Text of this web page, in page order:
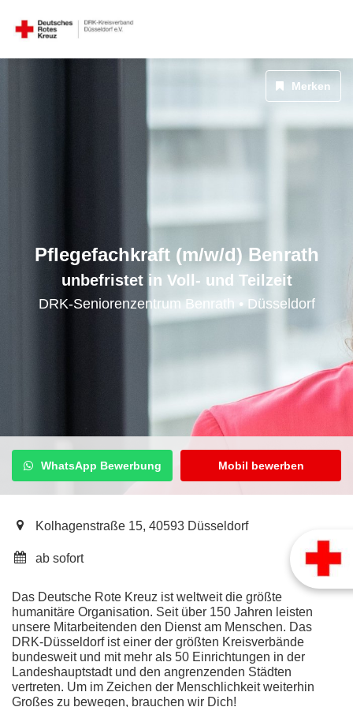
Pflegefachkraft (m/w/d) Benrath
unbefristet in Voll- und Teilzeit
DRK-Seniorenzentrum Benrath • Düsseldorf
Merken
WhatsApp Bewerbung Mobil bewerben
Kolhagenstraße 15, 40593 Düsseldorf
ab sofort
Das Deutsche Rote Kreuz ist weltweit die größte
humanitäre Organisation. Seit über 150 Jahren leisten
unsere Mitarbeitenden den Dienst am Menschen. Das
DRK-Düsseldorf ist einer der größten Kreisverbände
bundesweit und mit mehr als 50 Einrichtungen in der
Landeshauptstadt und den angrenzenden Städten
vertreten. Um im Zeichen der Menschlichkeit weiterhin
Großes zu bewegen, brauchen wir Dich!